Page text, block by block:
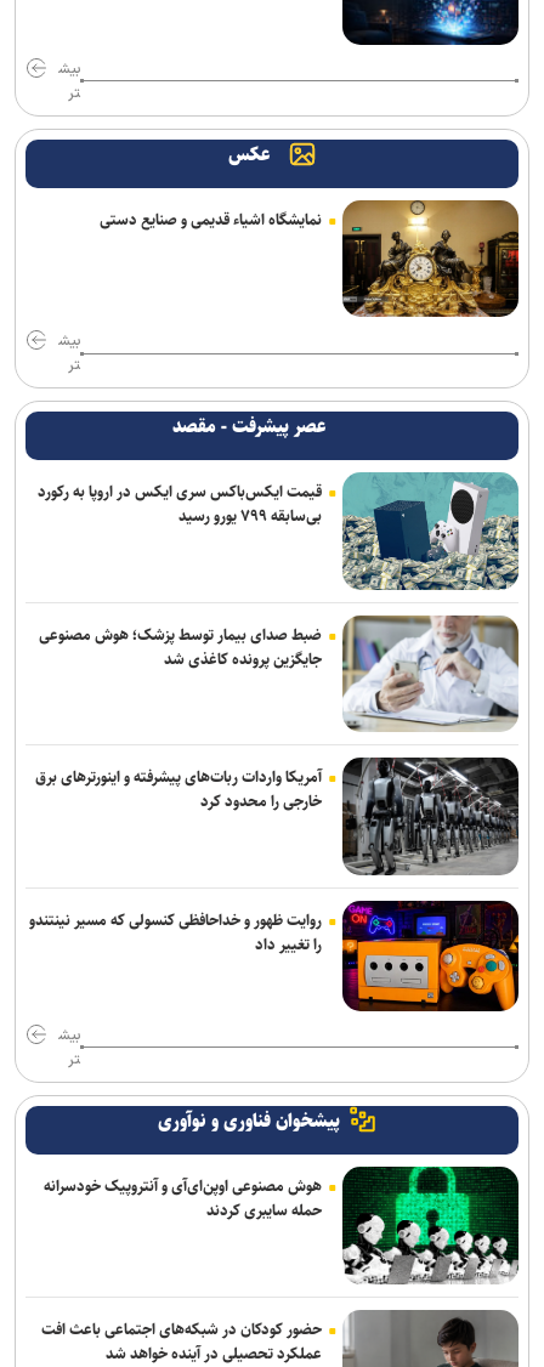
بیش
تر
عکس
نمایشگاه اشیاء قدیمی و صنایع دستی
بیش
تر
عصر پیشرفت - مقصد
قیمت ایکس‌باکس سری ایکس در اروپا به رکورد
بی‌سابقه ۷۹۹ یورو رسید
ضبط صدای بیمار توسط پزشک؛ هوش مصنوعی
جایگزین پرونده کاغذی شد
آمریکا واردات ربات‌های پیشرفته و اینورترهای برق
خارجی را محدود کرد
روایت ظهور و خداحافظی کنسولی که مسیر نینتندو
را تغییر داد
بیش
تر
پیشخوان فناوری و نوآوری
هوش مصنوعی اوپن‌ای‌آی و آنتروپیک خودسرانه
حمله سایبری کردند
حضور کودکان در شبکه‌های اجتماعی باعث افت
عملکرد تحصیلی در آینده خواهد شد